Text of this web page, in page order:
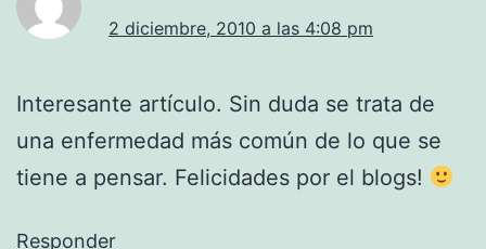
2 diciembre, 2010 a las 4:08 pm
Interesante artículo. Sin duda se trata de
una enfermedad más común de lo que se
tiene a pensar. Felicidades por el blogs!
Responder